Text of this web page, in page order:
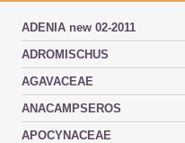
ADENIA new 02-2011
ADROMISCHUS
AGAVACEAE
ANACAMPSEROS
APOCYNACEAE